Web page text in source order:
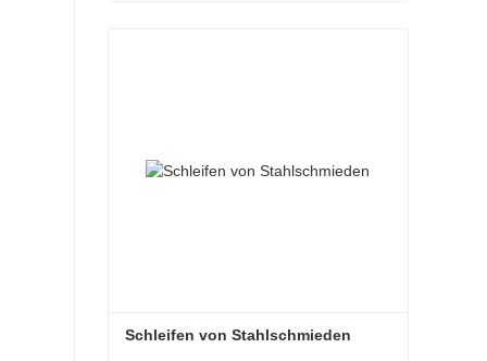
Schleifen von Stahlschmieden